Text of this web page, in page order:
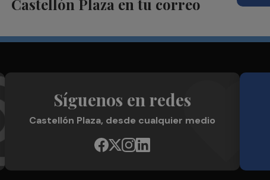
Castellón Plaza en tu correo
Síguenos en redes
Castellón Plaza, desde cualquier medio